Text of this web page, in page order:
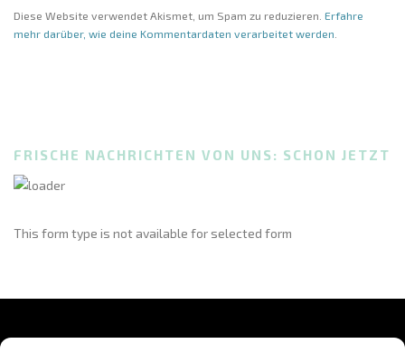
Diese Website verwendet Akismet, um Spam zu reduzieren. Erfahre
mehr darüber, wie deine Kommentardaten verarbeitet werden
FRISCHE NACHRICHTEN VON UNS: SCHON JETZT
This form type is not available for selected form